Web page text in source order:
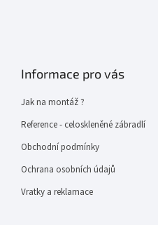
Informace pro vás
Jak na montáž ?
Reference - celoskleněné zábradlí
Obchodní podmínky
Ochrana osobních údajů
Vratky a reklamace